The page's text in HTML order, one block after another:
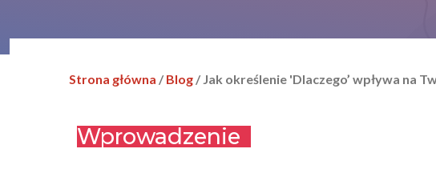
Strona główna / Blog / Jak określenie 'Dlaczego’ wpływa na
Wprowadzenie